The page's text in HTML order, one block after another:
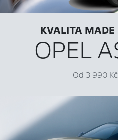
KVALITA MADE
OPEL
Od 3 990